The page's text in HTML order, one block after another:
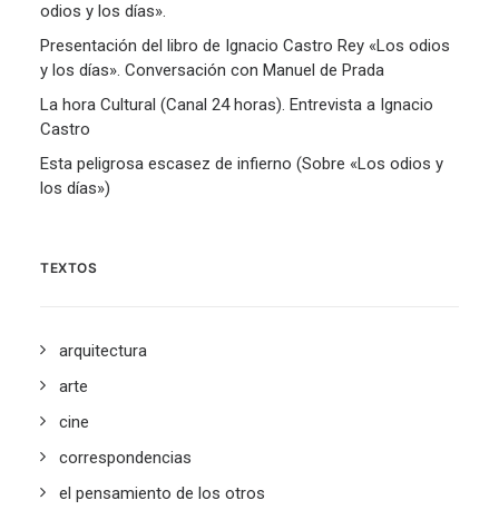
odios y los días».
Presentación del libro de Ignacio Castro Rey «Los odios
y los días». Conversación con Manuel de Prada
La hora Cultural (Canal 24 horas). Entrevista a Ignacio
Castro
Esta peligrosa escasez de infierno (Sobre «Los odios y
los días»)
TEXTOS
arquitectura
arte
cine
correspondencias
el pensamiento de los otros